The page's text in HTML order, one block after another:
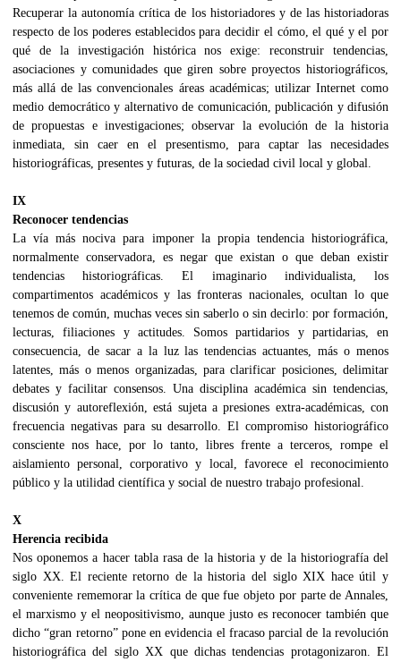
Recuperar la autonomía crítica de los historiadores y de las historiadoras
respecto de los poderes establecidos para decidir el cómo, el qué y el por
qué de la investigación histórica nos exige: reconstruir tendencias,
asociaciones y comunidades que giren sobre proyectos historiográficos,
más allá de las convencionales áreas académicas; utilizar Internet como
medio democrático y alternativo de comunicación, publicación y difusión
de propuestas e investigaciones; observar la evolución de la historia
inmediata, sin caer en el presentismo, para captar las necesidades
historiográficas, presentes y futuras, de la sociedad civil local y global.
IX
Reconocer tendencias
La vía más nociva para imponer la propia tendencia historiográfica,
normalmente conservadora, es negar que existan o que deban existir
tendencias historiográficas. El imaginario individualista, los
compartimentos académicos y las fronteras nacionales, ocultan lo que
tenemos de común, muchas veces sin saberlo o sin decirlo: por formación,
lecturas, filiaciones y actitudes. Somos partidarios y partidarias, en
consecuencia, de sacar a la luz las tendencias actuantes, más o menos
latentes, más o menos organizadas, para clarificar posiciones, delimitar
debates y facilitar consensos. Una disciplina académica sin tendencias,
discusión y autoreflexión, está sujeta a presiones extra-académicas, con
frecuencia negativas para su desarrollo. El compromiso historiográfico
consciente nos hace, por lo tanto, libres frente a terceros, rompe el
aislamiento personal, corporativo y local, favorece el reconocimiento
público y la utilidad científica y social de nuestro trabajo profesional.
X
Herencia recibida
Nos oponemos a hacer tabla rasa de la historia y de la historiografía del
siglo XX. El reciente retorno de la historia del siglo XIX hace útil y
conveniente rememorar la crítica de que fue objeto por parte de Annales,
el marxismo y el neopositivismo, aunque justo es reconocer también que
dicho “gran retorno” pone en evidencia el fracaso parcial de la revolución
historiográfica del siglo XX que dichas tendencias protagonizaron. El